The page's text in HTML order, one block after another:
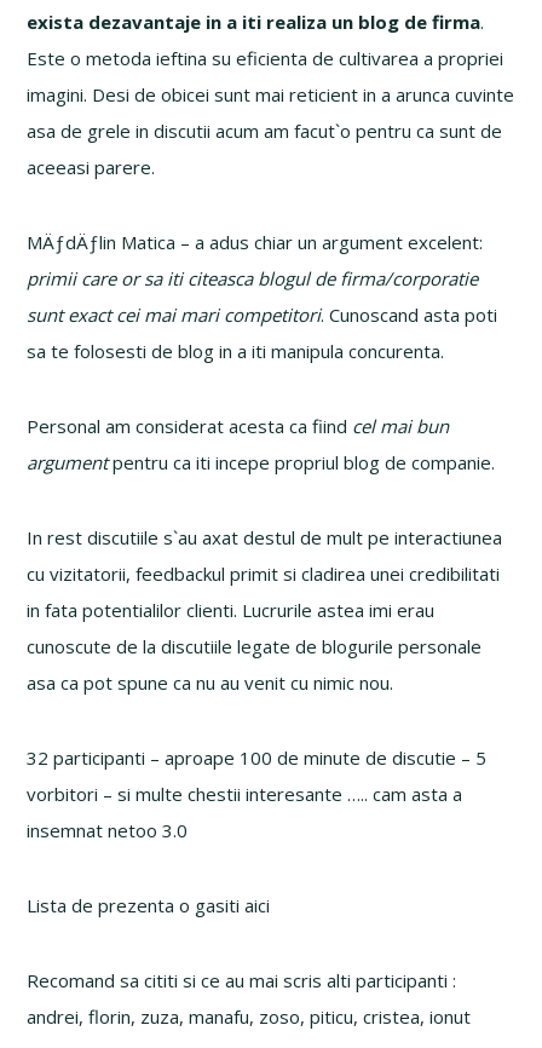
exista dezavantaje in a iti realiza un blog de firma.
Este o metoda ieftina su eficienta de cultivarea a propriei
imagini. Desi de obicei sunt mai reticient in a arunca cuvinte
asa de grele in discutii acum am facut`o pentru ca sunt de
aceeasi parere.
MÄƒdÄƒlin Matica – a adus chiar un argument excelent:
primii care or sa iti citeasca blogul de firma/corporatie
sunt exact cei mai mari competitori. Cunoscand asta poti
sa te folosesti de blog in a iti manipula concurenta.
Personal am considerat acesta ca fiind cel mai bun
argumentpentru ca iti incepe propriul blog de companie.
In rest discutiile s`au axat destul de mult pe interactiunea
cu vizitatorii, feedbackul primit si cladirea unei credibilitati
in fata potentialilor clienti. Lucrurile astea imi erau
cunoscute de la discutiile legate de blogurile personale
asa ca pot spune ca nu au venit cu nimic nou.
32 participanti – aproape 100 de minute de discutie – 5
vorbitori – si multe chestii interesante ….. cam asta a
insemnat netoo 3.0
Lista de prezenta o gasiti aici
Recomand sa cititi si ce au mai scris alti participanti :
andrei, florin, zuza, manafu, zoso, piticu, cristea, ionut